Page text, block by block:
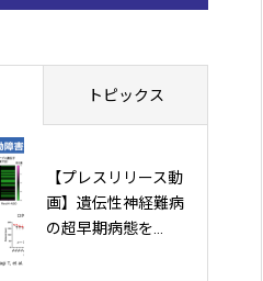
トピックス
【プレスリリース動
画】遺伝性神経難病
の超早期病態を...